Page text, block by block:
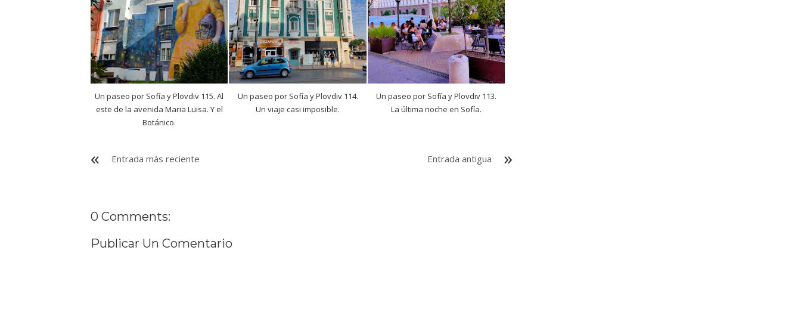
Un paseo por Sofía y Plovdiv 115. Al
este de la avenida Maria Luisa. Y el
Botánico.
Un paseo por Sofía y Plovdiv 114.
Un viaje casi imposible.
Un paseo por Sofía y Plovdiv 113.
La última noche en Sofía.
Entrada más reciente Entrada antigua
0 Comments:
Publicar Un Comentario